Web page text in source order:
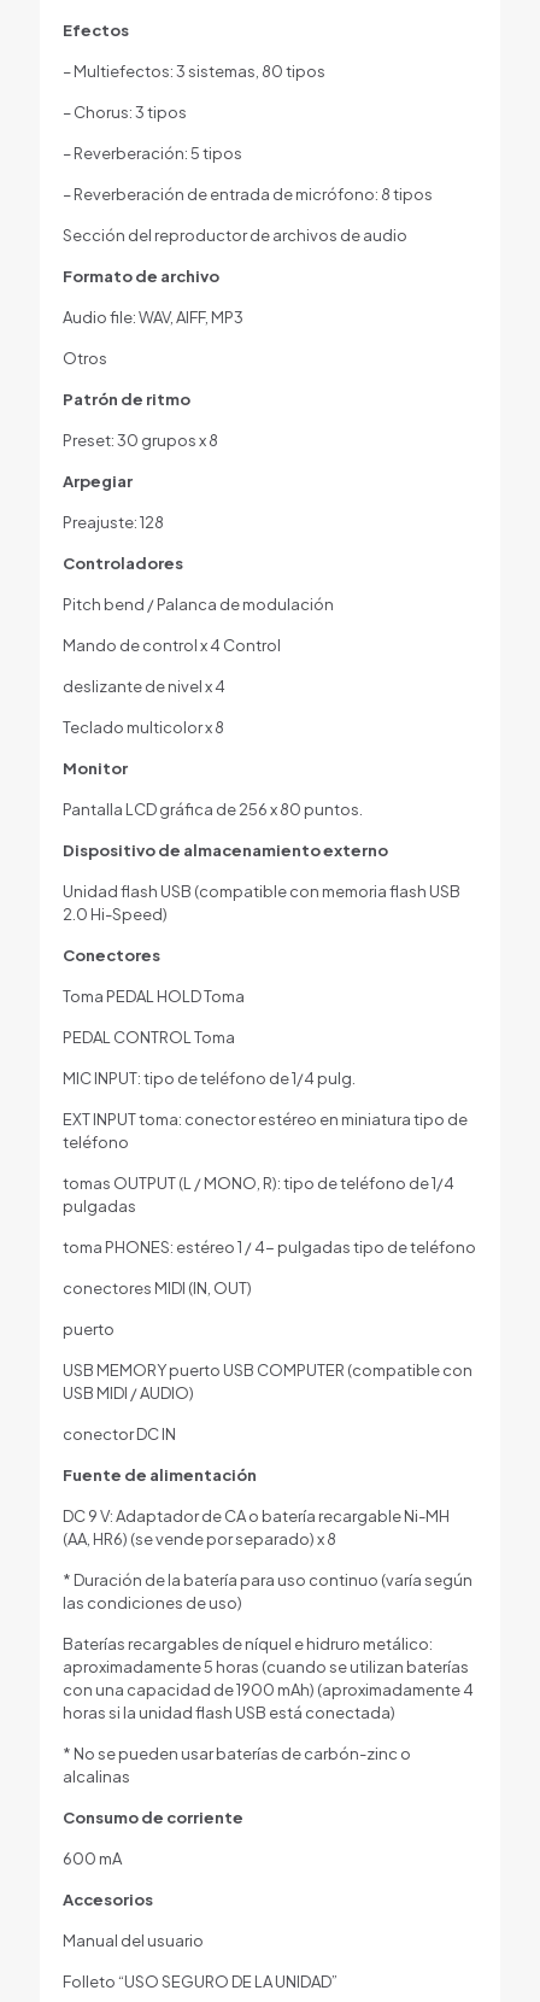
Efectos
– Multiefectos: 3 sistemas, 80 tipos
– Chorus: 3 tipos
– Reverberación: 5 tipos
– Reverberación de entrada de micrófono: 8 tipos
Sección del reproductor de archivos de audio
Formato de archivo
Audio file: WAV, AIFF, MP3
Otros
Patrón de ritmo
Preset: 30 grupos x 8
Arpegiar
Preajuste: 128
Controladores
Pitch bend / Palanca de modulación
Mando de control x 4 Control
deslizante de nivel x 4
Teclado multicolor x 8
Monitor
Pantalla LCD gráfica de 256 x 80 puntos.
Dispositivo de almacenamiento externo
Unidad flash USB (compatible con memoria flash USB
2.0 Hi-Speed)
Conectores
Toma PEDAL HOLD Toma
PEDAL CONTROL Toma
MIC INPUT: tipo de teléfono de 1/4 pulg.
EXT INPUT toma: conector estéreo en miniatura tipo de
teléfono
tomas OUTPUT (L / MONO, R): tipo de teléfono de 1/4
pulgadas
toma PHONES: estéreo 1 / 4- pulgadas tipo de teléfono
conectores MIDI (IN, OUT)
puerto
USB MEMORY puerto USB COMPUTER (compatible con
USB MIDI / AUDIO)
conector DC IN
Fuente de alimentación
DC 9 V: Adaptador de CA o batería recargable Ni-MH
(AA, HR6) (se vende por separado) x 8
* Duración de la batería para uso continuo (varía según
las condiciones de uso)
Baterías recargables de níquel e hidruro metálico:
aproximadamente 5 horas (cuando se utilizan baterías
con una capacidad de 1900 mAh) (aproximadamente 4
horas si la unidad flash USB está conectada)
* No se pueden usar baterías de carbón-zinc o
alcalinas
Consumo de corriente
600 mA
Accesorios
Manual del usuario
Folleto “USO SEGURO DE LA UNIDAD”